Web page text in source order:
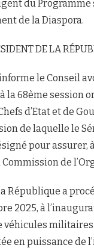
du Programme
de la Diaspora.
DE LA
le Conseil
la 68ème session
d’Etat et de
de laquelle le
pour assurer,
de
République a
2025, à
véhicules
en puissance de